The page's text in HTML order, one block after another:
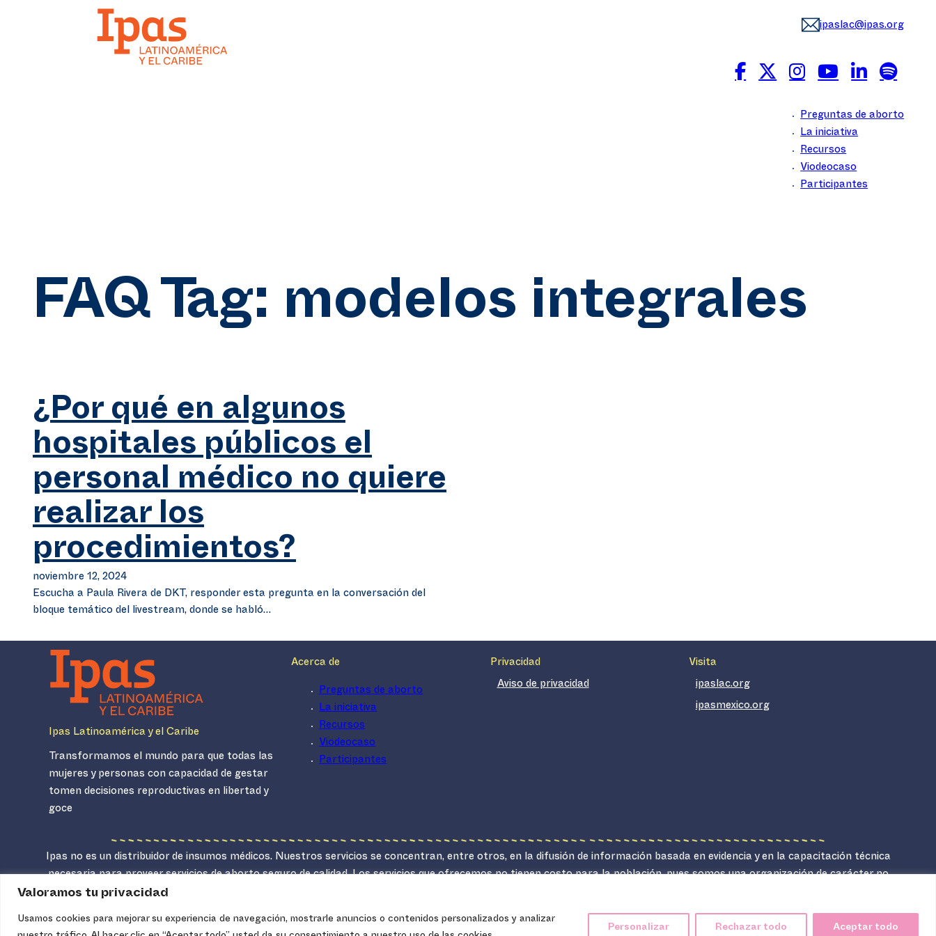
Valoramos tu privacidad
Usamos cookies para mejorar su experiencia de navegación, mostrarle anuncios o contenidos personalizados y analizar
Personalizar Rechazar todo Aceptar todo
ipaslac@ipas.org
Preguntas de aborto
La iniciativa
Recursos
Viodeocaso
Participantes
FAQ Tag: modelos integrales
¿Por qué en algunos
hospitales públicos el
personal médico no quiere
realizar los
procedimientos?
noviembre 12, 2024
Escucha a Paula Rivera de DKT, responder esta pregunta en la conversación del
bloque temático del livestream, donde se habló…
Ipas Latinoamérica y el Caribe
Transformamos el mundo para que todas las
mujeres y personas con capacidad de gestar
tomen decisiones reproductivas en libertad y
goce
Acerca de
Preguntas de aborto
La iniciativa
Recursos
Viodeocaso
Participantes
Privacidad
Aviso de privacidad
Visita
ipaslac.org
ipasmexico.org
Ipas no es un distribuidor de insumos médicos. Nuestros servicios se concentran, entre otros, en la difusión de información basada en evidencia y en la capacitación técnica
necesaria para proveer servicios de aborto seguro de calidad. Los servicios que ofrecemos no tienen costo para la población, pues somos una organización de carácter no